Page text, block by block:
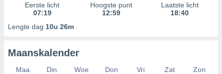
Eerste licht
07:19
Hoogste punt
12:59
Laatste licht
18:40
Lengte dag 10u 26m
Maanskalender
Maa Din Woe Don Vri Zat
Zon